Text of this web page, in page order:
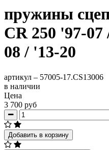
пружины
CR 250 '97-
08 / '13-20
артикул – 57005-17.CS13006
в наличии
Цена
3 700 руб
Добавить в корзину